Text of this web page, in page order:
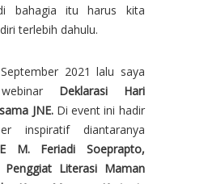
bahagia itu harus kita
terlebih dahulu.
2021 lalu saya
Deklarasi Hari
JNE. Di event ini hadir
inspiratif diantaranya
M. Feriadi Soeprapto,
Penggiat Literasi Maman